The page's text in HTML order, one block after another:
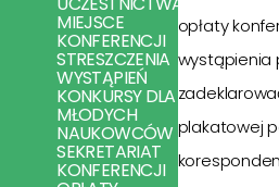
MIEJSCE
KONFERENCJI
STRESZCZENIA
WYSTĄPIEŃ
KONKURSY DLA
MŁODYCH
NAUKOWCÓW
SEKRETARIAT
KONFERENCJI
opłaty
plakatowej